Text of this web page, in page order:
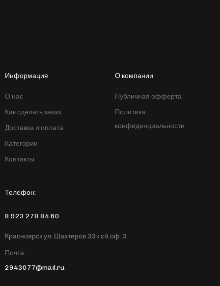
Информация
О нас
Как сделать заказ
Доставка и оплата
Категории
Контакты
О компании
Публичная офферта
Политика
конфиденциальности
Телефон:
8 923 278 84 60
Красноярск ул. Шахтеров 33к с4 оф. 3
Почта:
2943077@mail.ru